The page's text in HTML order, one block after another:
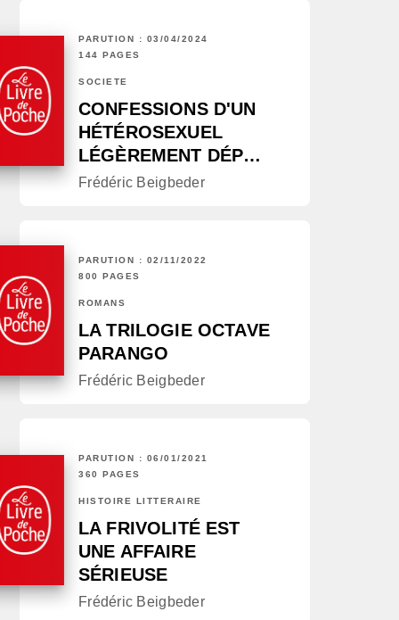
PARUTION : 03/04/2024
144 PAGES
SOCIÉTÉ
CONFESSIONS D'UN
HÉTÉROSEXUEL
LÉGÈREMENT DÉP…
Frédéric Beigbeder
PARUTION : 02/11/2022
800 PAGES
ROMANS
LA TRILOGIE OCTAVE
PARANGO
Frédéric Beigbeder
PARUTION : 06/01/2021
360 PAGES
HISTOIRE LITTÉRAIRE
LA FRIVOLITÉ EST
UNE AFFAIRE
SÉRIEUSE
Frédéric Beigbeder